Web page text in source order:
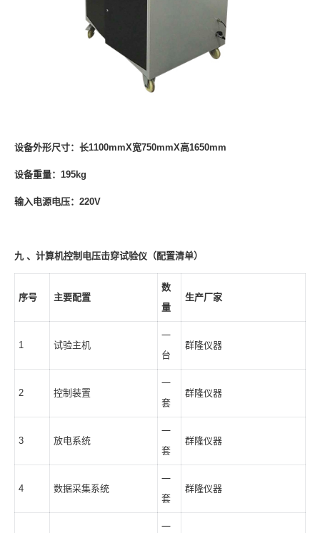
设备外形尺寸：长1100mmX宽750mmX高1650mm
设备重量：195kg
输入电源电压：220V
九 、 计算机控制电压击穿试验仪（配置清单）
序号 主要配置
数
量
生产厂家
1 试验主机
一
台
群隆仪器
2 控制装置
一
套
群隆仪器
3 放电系统
一
套
群隆仪器
4 数据采集系统
一
套
群隆仪器
一